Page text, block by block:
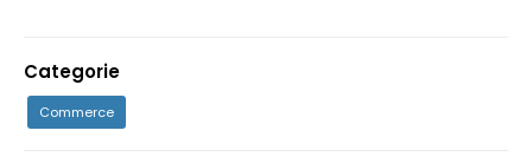
Categorie
Commerce